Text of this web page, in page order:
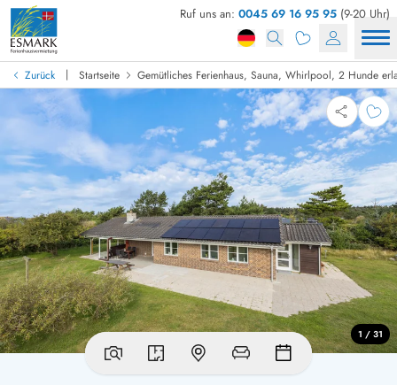
Ruf uns an: 0045 69 16 95 95 (9-20 Uhr)
Zurück | Startseite Gemütliches Ferienhaus, Sauna, Whirlpool, 2 Hunde
1 / 31